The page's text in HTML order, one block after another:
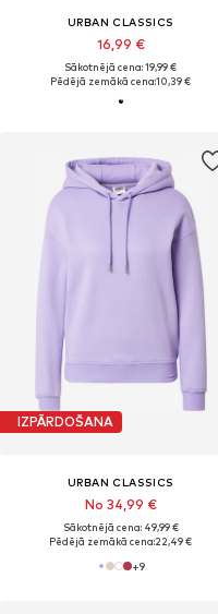
URBAN CLASSICS
16,99 €
Sākotnējā cena: 19,99 €
Pēdējā zemākā cena:10,39 €
IZPĀRDOŠANA
URBAN CLASSICS
No 34,99 €
Sākotnējā cena: 49,99 €
Pēdējā zemākā cena:22,49 €
+9